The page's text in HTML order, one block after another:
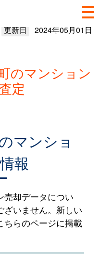
更新日 2024年05月01日
のマンション
定
マンショ
報
売却データについ
ざいません。新しい
ちらのページに掲載